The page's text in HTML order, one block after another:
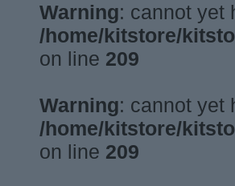
Warning: cannot yet
/home/kitstore/
on line 209
Warning: cannot yet
/home/kitstore/
on line 209